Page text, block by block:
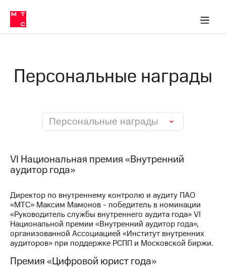
Медиа-центр
и акционерам
Устойчивое развитие
Комплаенс и деловая этика
компании
в МТС
Руководство
Правовая
информация
Медиа-центр
Пресс-
релизы
МТС
МТС
о технологиях
Персональные награды
Персональные награды
VI Национальная премия «Внутренний
аудитор года»
Директор по внутреннему контролю и аудиту ПАО
«МТС» Максим Мамонов - победитель в номинации
«Руководитель службы внутреннего аудита года» VI
Национальной премии «Внутренний аудитор года»,
организованной Ассоциацией «Институт внутренних
аудиторов» при поддержке РСПП и Московской биржи.
Премия «Цифровой юрист года»